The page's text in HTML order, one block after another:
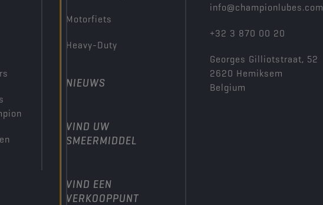
Motorfiets
Heavy-Duty
NIEUWS
VIND UW
SMEERMIDDEL
VIND EEN
VERKOOPPUNT
info@championlubes.com
+32 3 870 00 20
Georges Gilliotstraat, 52
2620 Hemiksem
Belgium